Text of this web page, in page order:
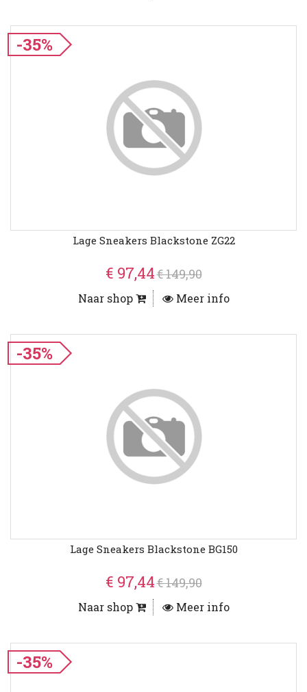
-35%
Lage Sneakers Blackstone ZG22
€ 97,44€ 149,90
Naar shop Meer info
-35%
Lage Sneakers Blackstone BG150
€ 97,44€ 149,90
Naar shop Meer info
-35%